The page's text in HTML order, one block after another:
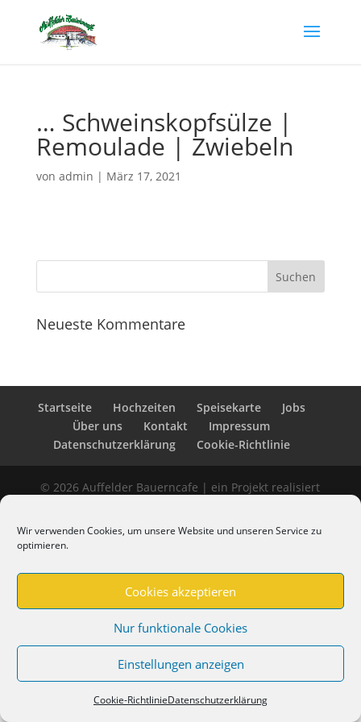
Wir verwenden Cookies, um unsere Website und unseren Service zu
optimieren.
Cookies akzeptieren
Nur funktionale Cookies
Einstellungen anzeigen
Cookie-RichtlinieDatenschutzerklärung
… Schweinskopfsülze |
Remoulade | Zwiebeln
von admin | März 17, 2021
Neueste Kommentare
Startseite Hochzeiten Speisekarte
Jobs
Über uns
Kontakt
Impressum
Datenschutzerklärung
Cookie-Richtlinie
© 2026 Auffelder Bauerncafe | ein Projekt realisiert